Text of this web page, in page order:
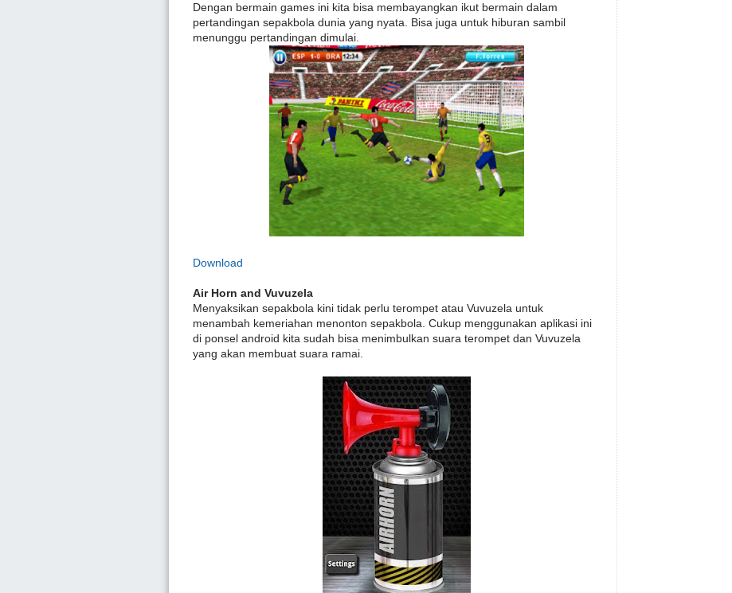
Dengan bermain games ini kita bisa membayangkan ikut bermain dalam
pertandingan sepakbola dunia yang nyata. Bisa juga untuk hiburan sambil
menunggu pertandingan dimulai.
Download
Air Horn and Vuvuzela
Menyaksikan sepakbola kini tidak perlu terompet atau Vuvuzela untuk
menambah kemeriahan menonton sepakbola. Cukup menggunakan aplikasi ini
di ponsel android kita sudah bisa menimbulkan suara terompet dan Vuvuzela
yang akan membuat suara ramai.